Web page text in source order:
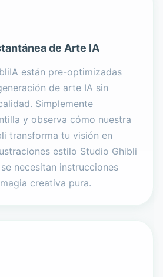
de Arte IA
están pre-optimizadas
de arte IA sin
Simplemente
y observa cómo nuestra
transforma tu visión en
estilo Studio Ghibli
necesitan instrucciones
creativa pura.